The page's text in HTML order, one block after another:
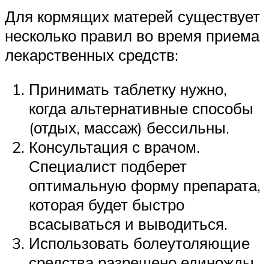
Для кормящих матерей существует
несколько правил во время приема
лекарственных средств:
Принимать таблетку нужно,
когда альтернативные способы
(отдых, массаж) бессильны.
Консультация с врачом.
Специалист подберет
оптимальную форму препарата,
которая будет быстро
всасываться и выводиться.
Использовать болеутоляющие